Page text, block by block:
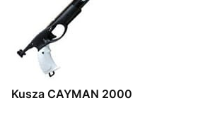
Kusza CAYMAN 2000